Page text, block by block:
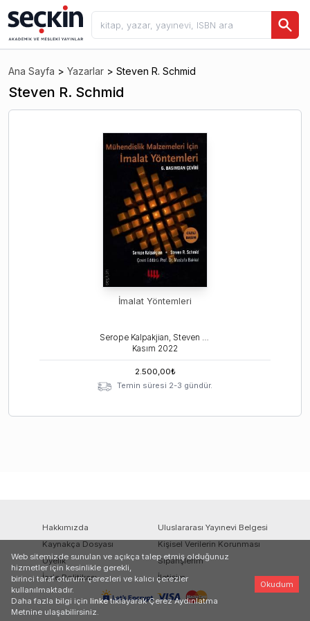
Ana Sayfa > Yazarlar > Steven R. Schmid
Steven R. Schmid
İmalat Yöntemleri
Serope Kalpakjian, Steven R. Schmid, Mustafa Bakkal
Kasım 2022
2.500,00₺
Temin süresi 2-3 gündür.
Hakkımızda
Uluslararası Yayınevi Belgesi
Kaynakça Dosyası
Kişisel Verilerin Korunması
Üyelik
Siparişlerim
İade Politikası
İletişim
Web sitemizde sunulan ve açıkça talep etmiş olduğunuz
hizmetler için kesinlikle gerekli,
birinci taraf oturum çerezleri ve kalıcı çerezler
kullanılmaktadır.
Daha fazla bilgi için linke tıklayarak Çerez Aydınlatma
Metnine ulaşabilirsiniz.
Okudum